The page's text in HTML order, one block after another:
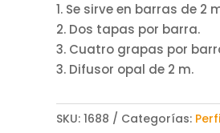
1. Se sirve en barras de 2
2. Dos tapas por barra.
3. Cuatro grapas por
3. Difusor opal de 2 m.
SKU: 1688 Categorías: